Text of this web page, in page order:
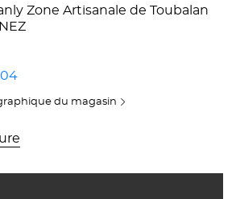
Zone Artisanale de Toubalan
04
du magasin